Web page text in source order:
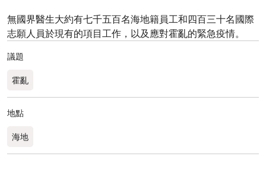
無國界醫生大約有七千五百名海地籍員工和四百三十名國際
志願人員於現有的項目工作，以及應對霍亂的緊急疫情。
議題
霍亂
地點
海地